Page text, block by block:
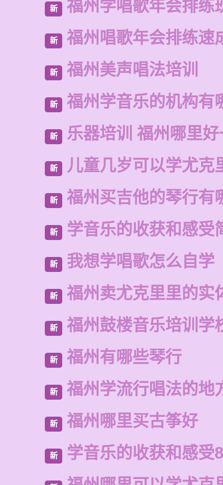
新 福州学唱歌年会排练
新 福州唱歌年会排练速
新 福州美声唱法培训
新 福州学音乐的机构有
新 乐器培训 福州哪里
新 儿童几岁可以学尤克
新 福州买吉他的琴行有
新 学音乐的收获和感受
新 我想学唱歌怎么自学
新 福州卖尤克里里的实
新 福州鼓楼音乐培训学
新 福州有哪些琴行
新 福州学流行唱法的地
新 福州哪里买古筝好
新 学音乐的收获和感受